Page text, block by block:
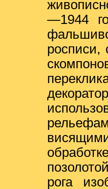
—1944
росписи,
рога